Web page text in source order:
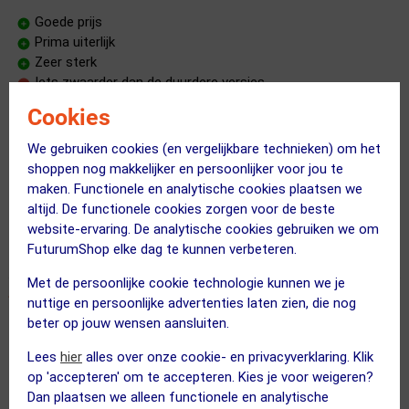
Cookies
We gebruiken cookies (en vergelijkbare technieken) om het
shoppen nog makkelijker en persoonlijker voor jou te
maken. Functionele en analytische cookies plaatsen we
altijd. De functionele cookies zorgen voor de beste
website-ervaring. De analytische cookies gebruiken we om
FuturumShop elke dag te kunnen verbeteren.
Met de persoonlijke cookie technologie kunnen we je
nuttige en persoonlijke advertenties laten zien, die nog
beter op jouw wensen aansluiten.
Lees hier alles over onze cookie- en privacyverklaring. Klik
op 'accepteren' om te accepteren. Kies je voor weigeren?
Dan plaatsen we alleen functionele en analytische
Goede prijs
Prima uiterlijk
Zeer sterk
Iets zwaarder dan de duurdere versies
Een stuk goedkoper dan zijn marginaal lichtere grote broers.
Naar het schijnt zo ongeveer onverwoestbaar. De eerste ritjes
zijn goed bevallen. Even spelen met de inklikspanning, maar die
staat nu perfect. Nog niet een keer per ongeluk uit geklikt met
de bijgeleverde plaatjes.
Prima pedalen voor een goede prijs
Prijs
Kwaliteit